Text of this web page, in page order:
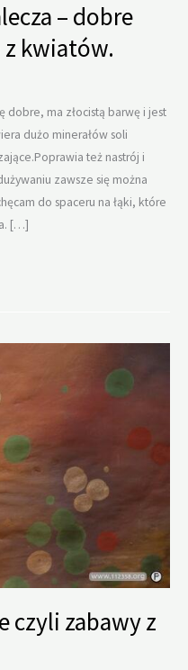
– dobre
kwiatów.
dobre, ma złocistą barwę i jest
dużo minerałów soli
też nastrój i
zawsze się można
do spaceru na łąki, które
[…]
czyli zabawy z